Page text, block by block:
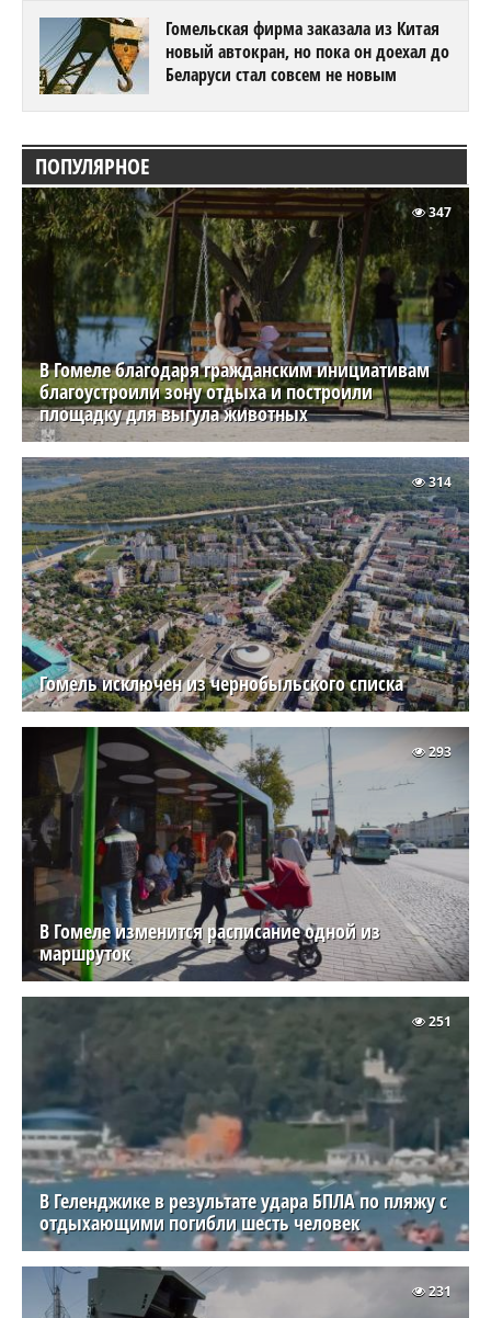
Гомельская фирма заказала из Китая
новый автокран, но пока он доехал до
Беларуси стал совсем не новым
ПОПУЛЯРНОЕ
В Гомеле благодаря гражданским инициативам
благоустроили зону отдыха и построили
площадку для выгула животных
347
Гомель исключен из чернобыльского списка
314
В Гомеле изменится расписание одной из
маршруток
293
В Геленджике в результате удара БПЛА по пляжу с
отдыхающими погибли шесть человек
251
231